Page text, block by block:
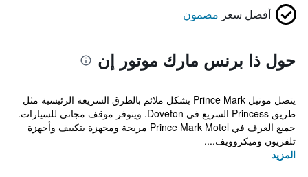
أفضل سعر مضمون
حول ذا برنس مارك موتور إن
يتصل موتيل Prince Mark بشكل ملائم بالطرق السريعة الرئيسية مثل
طريق Princess السريع في Doveton. ويتوفر موقف مجاني للسيارات.
جميع الغرف في Prince Mark Motel مريحة ومجهزة بتكييف وأجهزة
تلفزيون وميكروويف....
المزيد